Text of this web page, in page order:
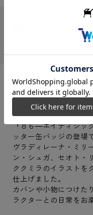
商品説明
『８６―エイティシッ
ッター缶バッジの登場
ヴラディレーナ・ミリ
ン・シュガ、セオト・
ククミラのイラストを
仕上げました。
カバンや小物につけた
ラクターとの日常をお